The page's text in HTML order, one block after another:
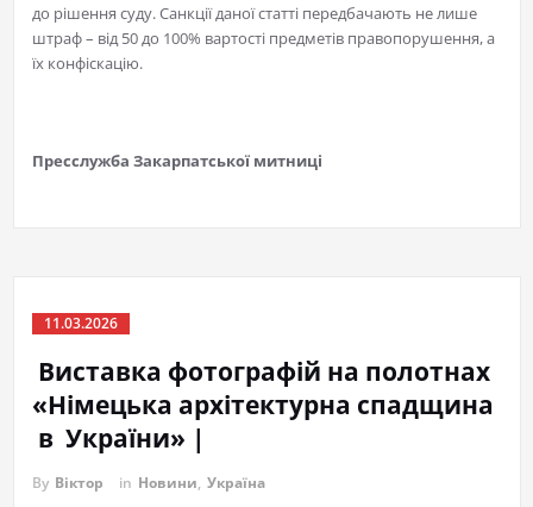
до рішення суду. Санкції даної статті передбачають не лише
штраф – від 50 до 100% вартості предметів правопорушення, а
їх конфіскацію.
Пресслужба Закарпатської митниці
11.03.2026
Виставка фотографій на полотнах
«Німецька архітектурна спадщина
в України» |
By Віктор in Новини, Україна